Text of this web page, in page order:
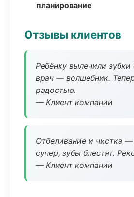
планирование
Отзывы клиентов
Ребёнку вылечили зубки
врач — волшебник.
радостью.
— Клиент компании
Отбеливание и чистка —
супер, зубы блестят.
— Клиент компании